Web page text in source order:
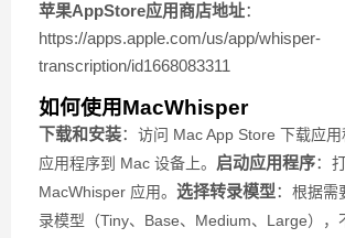
苹果AppStore应用商店地址：
https://apps.apple.com/us/app/whisper-
transcription/id1668083311
如何使用MacWhisper
下载和安装： 访问 Mac App Store 下载应用
应用程序到 Mac 设备上。 启动应用程序：
MacWhisper 应用。 选择转录模型： 根据需
录模型（Tiny、Base、Medium、Large），